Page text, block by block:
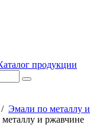
продукции
/ Эмали по металлу и
и ржавчине